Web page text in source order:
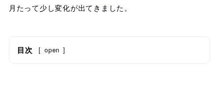
月たって少し変化が出てきました。
目次 [ open ]